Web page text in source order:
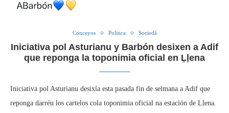
Conceyos Política Sociedá
Iniciativa pol Asturianu y Barbón desixen a Adif
que reponga la toponimia oficial en Ḷḷena
Iniciativa pol Asturianu desixía esta pasada fin de selmana a Adif que
reponga darréu los cartelos cola toponimia oficial na estación de Ḷḷena.